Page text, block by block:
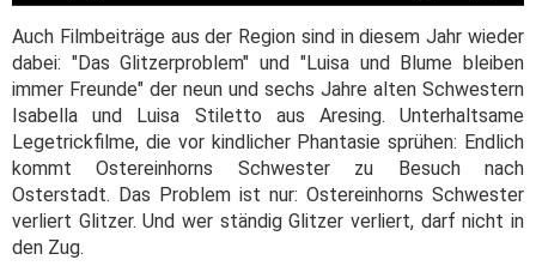
Auch Filmbeiträge aus der Region sind in diesem Jahr wieder
dabei: "Das Glitzerproblem" und "Luisa und Blume bleiben
immer Freunde" der neun und sechs Jahre alten Schwestern
Isabella und Luisa Stiletto aus Aresing. Unterhaltsame
Legetrickfilme, die vor kindlicher Phantasie sprühen: Endlich
kommt Ostereinhorns Schwester zu Besuch nach
Osterstadt. Das Problem ist nur: Ostereinhorns Schwester
verliert Glitzer. Und wer ständig Glitzer verliert, darf nicht in
den Zug.